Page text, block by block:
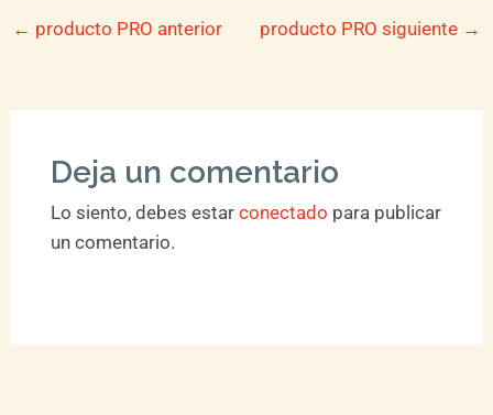
← producto PRO anterior producto PRO siguiente →
Deja un comentario
Lo siento, debes estar conectado para publicar
un comentario.